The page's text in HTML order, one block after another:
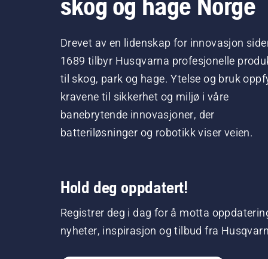
Drevet av en lidenskap for innovasjon
1689 tilbyr Husqvarna profesjonelle
til skog, park og hage. Ytelse og bruk
kravene til sikkerhet og miljø i våre
banebrytende innovasjoner, der
batteriløsninger og robotikk viser veien.
Hold deg oppdatert!
Registrer deg i dag for å motta
nyheter, inspirasjon og tilbud fra